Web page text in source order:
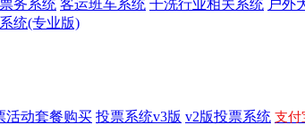
务系统 客运班车系统 干洗行业相关系统 户外
统(专业版)
活动套餐购买 投票系统v3版 v2版投票系统 支付